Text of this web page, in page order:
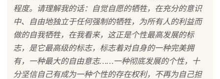
程度。请理解我的话：自觉自愿的牺牲，在充分的意识
中、自由地独立于任何强制的牺牲，为所有人的利益而
做的自我牺牲，在我看来，这正是个性最高发展的标
志，是它最高级的标志，标志着对自身的一种完美拥
有，一种最大的自由意志……一种彻底发展的个性，十
分坚信自己有成为一种个性的存在权利，不再为自己担